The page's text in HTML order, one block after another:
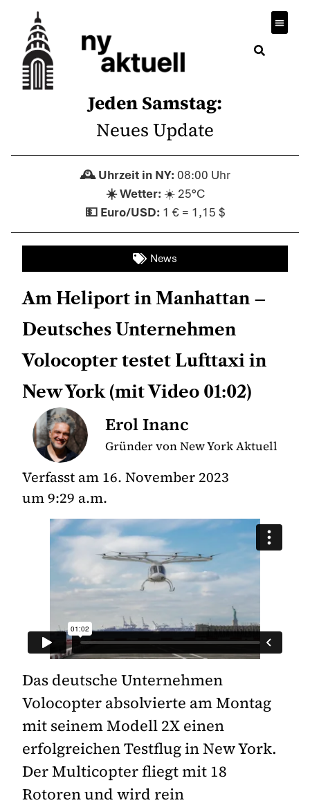
Jeden Samstag:
Neues Update
08:00 Uhr
☀️ 25°C
1 € = 1,15 $
News
Am Heliport in Manhattan –
Deutsches Unternehmen
Volocopter testet Lufttaxi in
New York (mit Video 01:02)
Erol Inanc
Gründer von New York Aktuell
Verfasst am 16. November 2023
um9:29 a.m.
Das deutsche Unternehmen
Volocopter absolvierte am Montag
mit seinem Modell 2X einen
erfolgreichen Testflug in New York.
Der Multicopter fliegt mit 18
Rotoren und wird rein